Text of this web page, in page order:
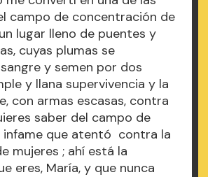
campo de concentración de
lugar lleno de puentes y
cuyas plumas se
y semen por dos
y llana supervivencia y la
con armas escasas, contra
saber del campo de
que atentó contra la
mujeres ; ahí está la
eres, María, y que nunca